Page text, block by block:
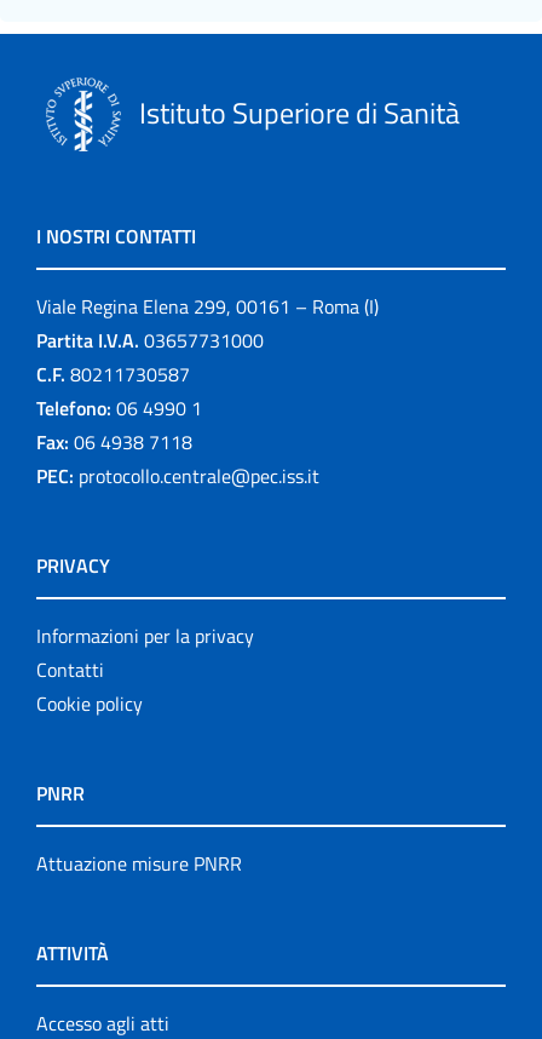
Istituto Superiore di Sanità
I NOSTRI CONTATTI
Viale Regina Elena 299, 00161 – Roma (I)
Partita I.V.A. 03657731000
C.F. 80211730587
Telefono: 06 4990 1
Fax: 06 4938 7118
PEC: protocollo.centrale@pec.iss.it
PRIVACY
Informazioni per la privacy
Contatti
Cookie policy
PNRR
Attuazione misure PNRR
ATTIVITÀ
Accesso agli atti